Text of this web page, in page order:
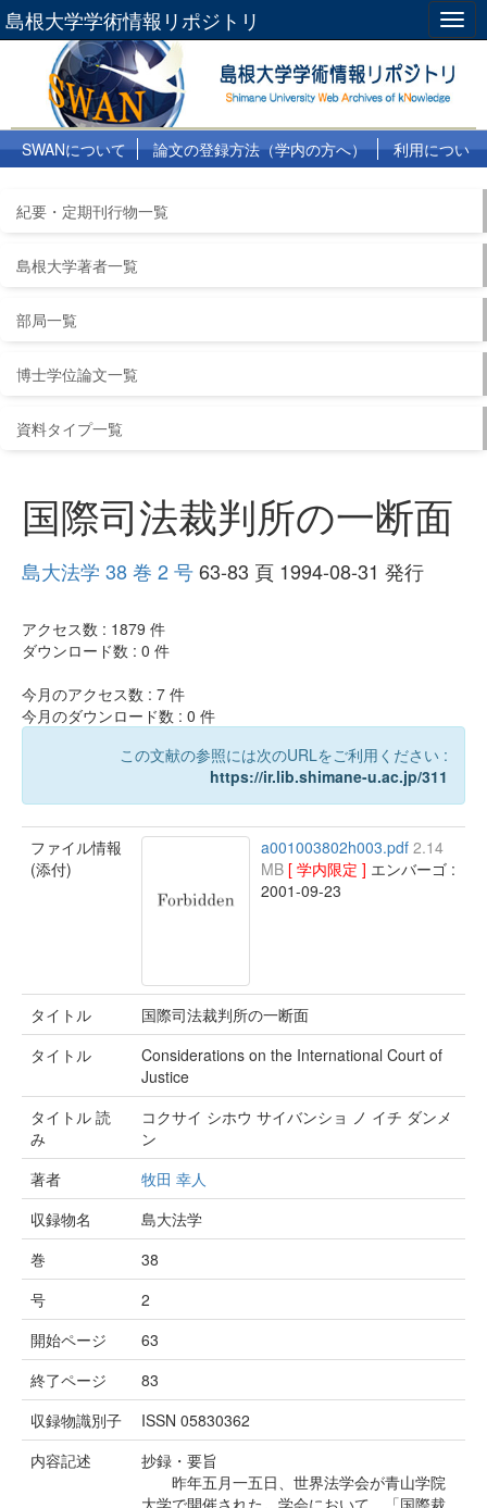
島根大学学術情報リポジトリ
SWANについて 論文の登録方法（学内の方へ）
利用につい
紀要・定期刊行物一覧
島根大学著者一覧
部局一覧
博士学位論文一覧
資料タイプ一覧
国際司法裁判所の一断面
島大法学 38 巻 2 号63-83 頁 1994-08-31 発行
アクセス数 : 1879 件
ダウンロード数 : 0 件
今月のアクセス数 : 7 件
今月のダウンロード数 : 0 件
この文献の参照には次のURLをご利用ください :
https://ir.lib.shimane-u.ac.jp/311
ファイル情報
(添付)
a001003802h003.pdf 2.14
MB [ 学内限定 ] エンバーゴ :
2001-09-23
タイトル
国際司法裁判所の一断面
タイトル
Considerations on the International Court of
Justice
タイトル 読
み
コクサイ シホウ サイバンショ ノ イチ ダンメ
ン
著者
牧田 幸人
収録物名
島大法学
巻
38
号
2
開始ページ
63
終了ページ
83
収録物識別子
ISSN 05830362
内容記述
抄録・要旨
昨年五月一五日、世界法学会が青山学院